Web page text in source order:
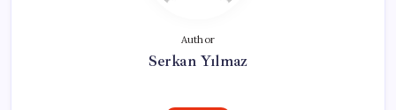
Author
Serkan Yılmaz